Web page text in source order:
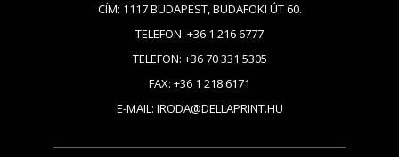
CÍM: 1117 BUDAPEST, BUDAFOKI ÚT 60.
TELEFON: +36 1 216 6777
TELEFON: +36 70 331 5305
FAX: +36 1 218 6171
E-MAIL: IRODA@DELLAPRINT.HU